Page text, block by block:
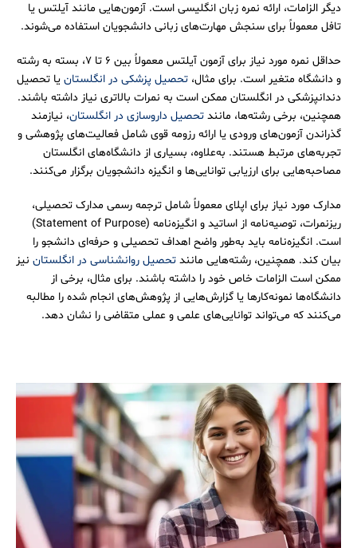
دیگر الزامات، ارائه نمره زبان انگلیسی است. آزمون‌هایی مانند آیلتس یا
تافل معمولاً برای سنجش مهارت‌های زبانی دانشجویان استفاده می‌شوند.
حداقل نمره مورد نیاز برای آزمون آیلتس معمولاً بین 6 تا 7، بسته به رشته
و دانشگاه متغیر است. برای مثال، تحصیل پزشکی در انگلستان یا تحصیل
دندانپزشکی در انگلستان ممکن است به نمرات بالاتری نیاز داشته باشند.
همچنین، برخی رشته‌ها، مانند تحصیل داروسازی در انگلستان، نیازمند
گذراندن آزمون‌های ورودی یا ارائه رزومه قوی شامل فعالیت‌های پژوهشی و
تجربه‌های مرتبط هستند. به‌علاوه، بسیاری از دانشگاه‌های انگلستان
مصاحبه‌هایی برای ارزیابی توانایی‌ها و انگیزه دانشجویان برگزار می‌کنند.
مدارک مورد نیاز برای اپلای معمولاً شامل ترجمه رسمی مدارک تحصیلی،
ریزنمرات، توصیه‌نامه از اساتید و انگیزه‌نامه (Statement of Purpose)
است. انگیزه‌نامه باید به‌طور واضح اهداف تحصیلی و حرفه‌ای دانشجو را
بیان کند. همچنین، رشته‌هایی مانند تحصیل روانشناسی در انگلستان نیز
ممکن است الزامات خاص خود را داشته باشند. برای مثال، برخی از
دانشگاه‌ها نمونه‌کارها یا گزارش‌هایی از پژوهش‌های انجام شده را مطالبه
می‌کنند که می‌تواند توانایی‌های علمی و عملی متقاضی را نشان دهد.